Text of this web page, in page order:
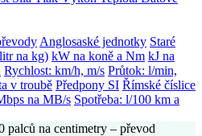
Anglosaské jednotky Staré
na kg) kW na koně a Nm kJ na
Rychlost: km/h, m/s Průtok: l/min,
v troubě Předpony SI Římské číslice
na MB/s Spotřeba: l/100 km a
palců na centimetry – převod